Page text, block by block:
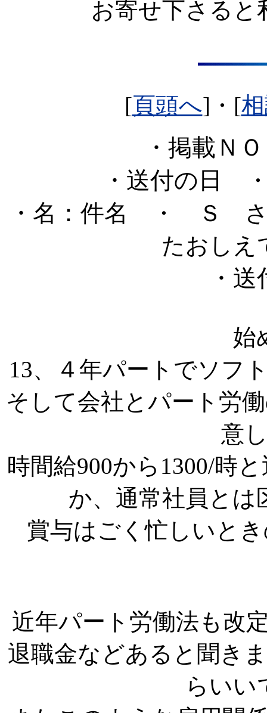
お寄せ下さると
[頁頭へ]・[
・掲載Ｎ
・送付の日
・名：件名
・ Ｓ さ
たおし
・
始
13、４年パートでソフ
そして会社とパート労
意
時間給900から1300/時
か、通常社員とは
賞与はごく忙しいと
近年パート労働法も改
退職金などあると聞き
らいい